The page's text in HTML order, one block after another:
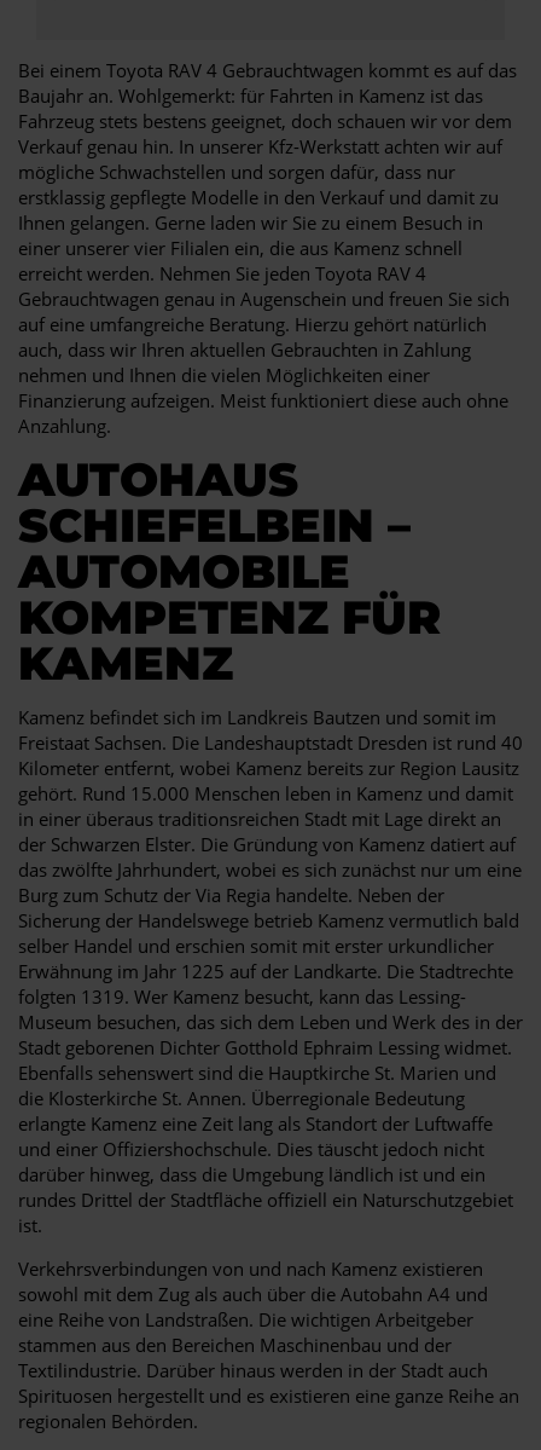
Bei einem Toyota RAV 4 Gebrauchtwagen kommt es auf das
Baujahr an. Wohlgemerkt: für Fahrten in Kamenz ist das
Fahrzeug stets bestens geeignet, doch schauen wir vor dem
Verkauf genau hin. In unserer Kfz-Werkstatt achten wir auf
mögliche Schwachstellen und sorgen dafür, dass nur
erstklassig gepflegte Modelle in den Verkauf und damit zu
Ihnen gelangen. Gerne laden wir Sie zu einem Besuch in
einer unserer vier Filialen ein, die aus Kamenz schnell
erreicht werden. Nehmen Sie jeden Toyota RAV 4
Gebrauchtwagen genau in Augenschein und freuen Sie sich
auf eine umfangreiche Beratung. Hierzu gehört natürlich
auch, dass wir Ihren aktuellen Gebrauchten in Zahlung
nehmen und Ihnen die vielen Möglichkeiten einer
Finanzierung aufzeigen. Meist funktioniert diese auch ohne
Anzahlung.
AUTOHAUS
SCHIEFELBEIN –
AUTOMOBILE
KOMPETENZ FÜR
KAMENZ
Kamenz befindet sich im Landkreis Bautzen und somit im
Freistaat Sachsen. Die Landeshauptstadt Dresden ist rund 40
Kilometer entfernt, wobei Kamenz bereits zur Region Lausitz
gehört. Rund 15.000 Menschen leben in Kamenz und damit
in einer überaus traditionsreichen Stadt mit Lage direkt an
der Schwarzen Elster. Die Gründung von Kamenz datiert auf
das zwölfte Jahrhundert, wobei es sich zunächst nur um eine
Burg zum Schutz der Via Regia handelte. Neben der
Sicherung der Handelswege betrieb Kamenz vermutlich bald
selber Handel und erschien somit mit erster urkundlicher
Erwähnung im Jahr 1225 auf der Landkarte. Die Stadtrechte
folgten 1319. Wer Kamenz besucht, kann das Lessing-
Museum besuchen, das sich dem Leben und Werk des in der
Stadt geborenen Dichter Gotthold Ephraim Lessing widmet.
Ebenfalls sehenswert sind die Hauptkirche St. Marien und
die Klosterkirche St. Annen. Überregionale Bedeutung
erlangte Kamenz eine Zeit lang als Standort der Luftwaffe
und einer Offiziershochschule. Dies täuscht jedoch nicht
darüber hinweg, dass die Umgebung ländlich ist und ein
rundes Drittel der Stadtfläche offiziell ein Naturschutzgebiet
ist.
Verkehrsverbindungen von und nach Kamenz existieren
sowohl mit dem Zug als auch über die Autobahn A4 und
eine Reihe von Landstraßen. Die wichtigen Arbeitgeber
stammen aus den Bereichen Maschinenbau und der
Textilindustrie. Darüber hinaus werden in der Stadt auch
Spirituosen hergestellt und es existieren eine ganze Reihe an
regionalen Behörden.